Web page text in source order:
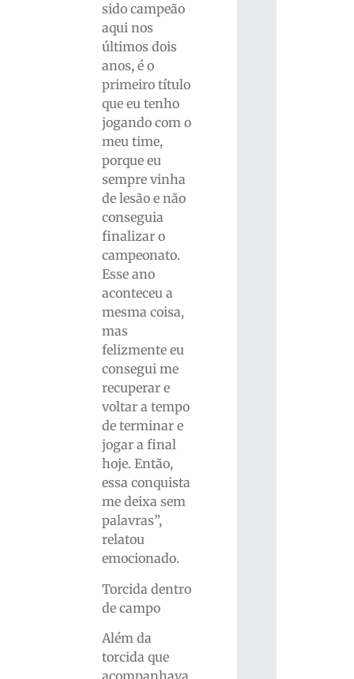
sido campeão
aqui nos
últimos dois
anos, é o
primeiro título
que eu tenho
jogando com o
meu time,
porque eu
sempre vinha
de lesão e não
conseguia
finalizar o
campeonato.
Esse ano
aconteceu a
mesma coisa,
mas
felizmente eu
consegui me
recuperar e
voltar a tempo
de terminar e
jogar a final
hoje. Então,
essa conquista
me deixa sem
palavras”,
relatou
emocionado.
Torcida dentro
de campo
Além da
torcida que